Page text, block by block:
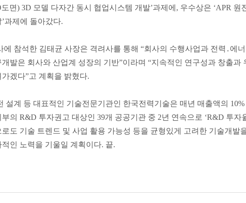
도면) 3D 모델 다자간 동시 협업시스템 개발’과제에, 우수상은 ‘APR
’과제에 돌아갔다.
에 참석한 김태균 사장은 격려사를 통해 “회사의 수행사업과 전력․에
개발은 회사와 산업계 성장의 기반”이라며 “지속적인 연구성과 창출과
가겠다”고 계획을 밝혔다.
설계 등 대표적인 기술전문기관인 한국전력기술은 매년 매출액의
부의 R&D 투자권고 대상인 39개 공공기관 중 2년 연속으로 ‘R&D 투자
로도 기술 트렌드 및 사업 활용 가능성 등을 균형있게 고려한 기술개발
적인 노력을 기울일 계획이다. 끝.